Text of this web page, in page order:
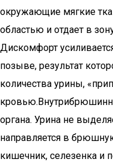
окружающие мягкие
областью и отдает в
Дискомфорт
позыве, результат
количества урины,
органа. Урина не
направляется в
кишечник, селезенка и